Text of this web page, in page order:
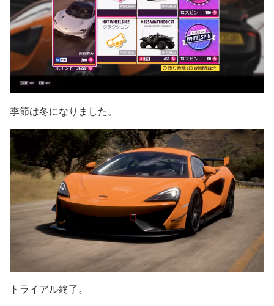
季節は冬になりました。
トライアル終了。